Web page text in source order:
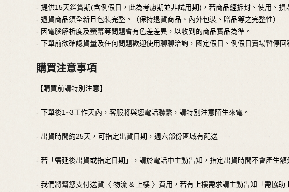
- 提供15天鑑賞期(含例假日，此為考慮期並非試用期)，若商品經拆封、使用、損
- 退貨商品須全新且包裝完整。（保持退貨商品、內外包裝、贈品等之完整性）
- 因電腦解析度及螢幕等問題會有色差差異，以收到的商品實品為準。
- 下單前欲確認貨量及任何問題歡迎使用聊聊洽詢，國定假日、例假日賣場暫停回
購買注意事項
【購買前請特別注意】
- 下單後1~3工作天內，客服將與您電話聯繫，請特別注意陌生來電。
- 出貨時間約25天，可指定出貨日期，週六部份區域有配送
- 若「需延後出貨或指定日期」，請於電話中主動告知，指定出貨時間不會產生額
- 我們將幫您支付送貨〈 物流 & 上樓 〉費用，若有上樓需求請主動告知「需協